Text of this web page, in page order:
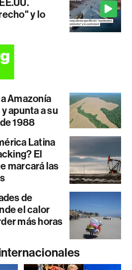
y lo
Amazonía
apunta a su
1988
Latina
El
marcará las
de
el calor
más horas